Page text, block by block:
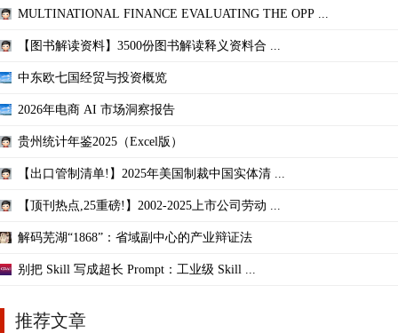
MULTINATIONAL FINANCE EVALUATING THE OPP ...
【图书解读资料】3500份图书解读释义资料合 ...
中东欧七国经贸与投资概览
2026年电商 AI 市场洞察报告
贵州统计年鉴2025（Excel版）
【出口管制清单!】2025年美国制裁中国实体清 ...
【顶刊热点,25重磅!】2002-2025上市公司劳动 ...
解码芜湖“1868”：省域副中心的产业辩证法
别把 Skill 写成超长 Prompt：工业级 Skill ...
推荐文章